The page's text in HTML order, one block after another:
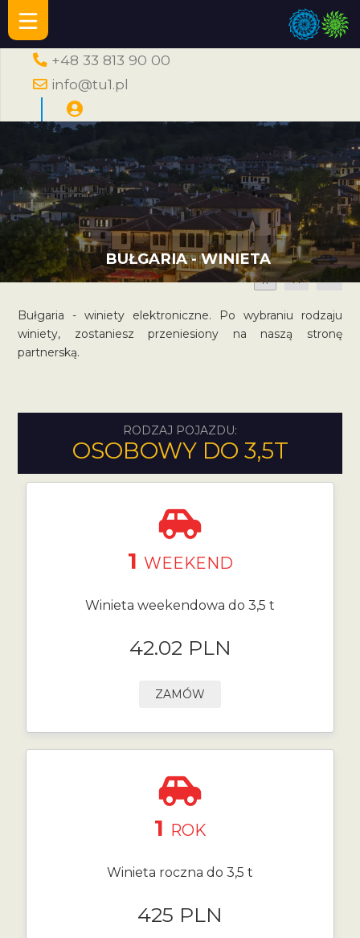
+48 33 813 90 00
info@tu1.pl
BUŁGARIA - WINIETA
A A
Bułgaria - winiety elektroniczne. Po wybraniu rodzaju
winiety, zostaniesz przeniesiony na naszą stronę
partnerską.
RODZAJ POJAZDU:
OSOBOWY DO 3,5T
1 WEEKEND
Winieta weekendowa do 3,5 t
42.02 PLN
ZAMÓW
1 ROK
Winieta roczna do 3,5 t
425 PLN